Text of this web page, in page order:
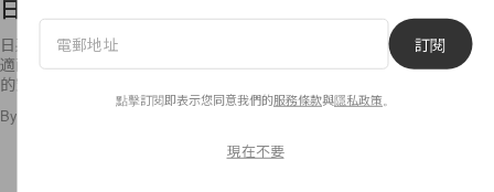
日系女生必看！Muji 教你極簡主義重複配搭術！
日系的穿搭總是喜愛利用純色和淡色系，配以麻質、棉質物料，打造出舒
適耐看的穿搭造型，完美演繹「簡單就是美」的概念。如果你喜愛日系風
的穿搭，Muji
By
訂閱
點擊訂閱即表示您同意我們的服務條款與隱私政策
現在不要